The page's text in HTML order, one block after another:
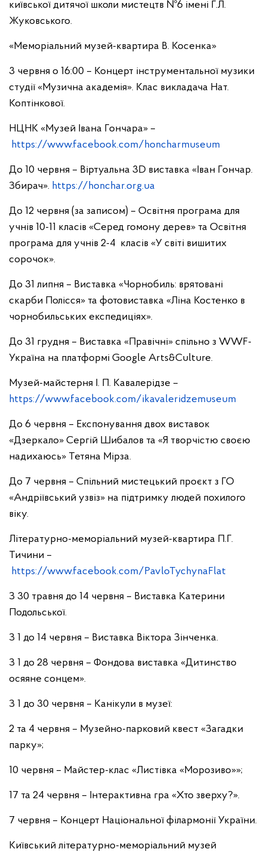
київської дитячої школи мистецтв №6 імені Г.Л.
Жуковського.
«Меморіальний музей-квартира В. Косенка»
3 червня о 16:00 – Концерт інструментальної музики
студії «Музична академія». Клас викладача Нат.
Коптінкової.
НЦНК «Музей Івана Гончара» –
https://www.facebook.com/honcharmuseum
До 10 червня – Віртуальна 3D виставка «Іван Гончар.
Збирач». https://honchar.org.ua
До 12 червня (за записом) – Освітня програма для
учнів 10-11 класів «Серед гомону дерев» та Освітня
програма для учнів 2-4 класів «У світі вишитих
сорочок».
До 31 липня – Виставка «Чорнобиль: врятовані
скарби Полісся» та фотовиставка «Ліна Костенко в
чорнобильських експедиціях».
До 31 грудня – Виставка «Правічні» спільно з WWF-
Україна на платформі Google Arts&Culture.
Музей-майстерня І. П. Кавалерідзе –
https://www.facebook.com/ikavaleridzemuseum
До 6 червня – Експонування двох виставок
«Дзеркало» Сергій Шибалов та «Я творчістю своєю
надихаюсь» Тетяна Мірза.
До 7 червня – Спільний мистецький проєкт з ГО
«Андріївський узвіз» на підтримку людей похилого
віку.
Літературно-меморіальний музей-квартира П.Г.
Тичини –
https://www.facebook.com/PavloTychynaFlat
З 30 травня до 14 червня – Виставка Катерини
Подольської.
З 1 до 14 червня – Виставка Віктора Зінченка.
З 1 до 28 червня – Фондова виставка «Дитинство
осяяне сонцем».
З 1 до 30 червня – Канікули в музеї:
2 та 4 червня – Музейно-парковий квест «Загадки
парку»;
10 червня – Майстер-клас «Листівка «Морозиво»»;
17 та 24 червня – Інтерактивна гра «Хто зверху?».
7 червня – Концерт Національної філармонії України.
Київський літературно-меморіальний музей